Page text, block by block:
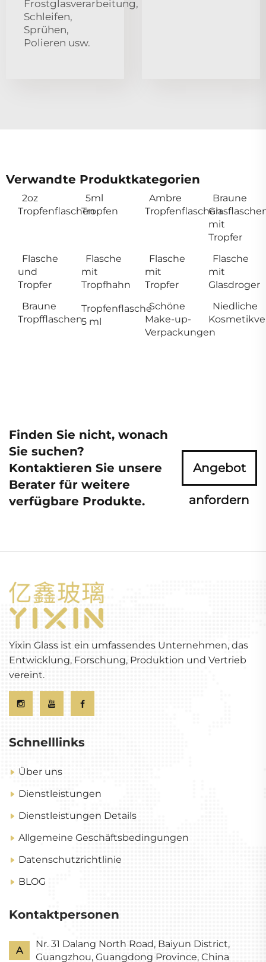
Frostglasverarbeitung,
Schleifen,
Sprühen,
Polieren usw.
Verwandte Produktkategorien
2oz
Tropfenflaschen
5ml
Tropfen
Ambre
Tropfenflaschen
Braune
mit
Tropfer
Flasche
und
Tropfer
Flasche
mit
Tropfhahn
Flasche
mit
Tropfer
Flasche
mit
Glasdroger
Braune
Tropfflaschen
Tropfenflasche
5 ml
Schöne
Make-up-
Verpackungen
Niedliche
Finden Sie nicht, wonach
Sie suchen?
Kontaktieren Sie unsere
Berater für weitere
verfügbare Produkte.
Angebot
anfordern
Yixin Glass ist ein umfassendes Unternehmen, das
Entwicklung, Forschung, Produktion und Vertrieb
vereint.
Schnelllinks
Über uns
Dienstleistungen
Dienstleistungen Details
Allgemeine Geschäftsbedingungen
Datenschutzrichtlinie
BLOG
Kontaktpersonen
A
Nr. 31 Dalang North Road, Baiyun District,
Guangzhou, Guangdong Province, China